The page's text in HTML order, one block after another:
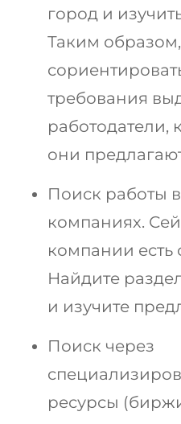
город и
Таким
требования
работодатели,
они
Поиск работы
компаниях.
компании есть
Найдите
и изучите
Поиск через
ресурсы